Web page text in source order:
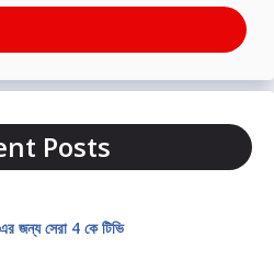
Posts
জন্য সেরা 4 কে টিভি